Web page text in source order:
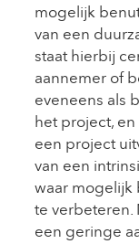
mogelijk
van een
staat hierbij
aannemer of
eveneens als
het project,
een project
van een
waar mogelijk
te verbeteren.
een geringe